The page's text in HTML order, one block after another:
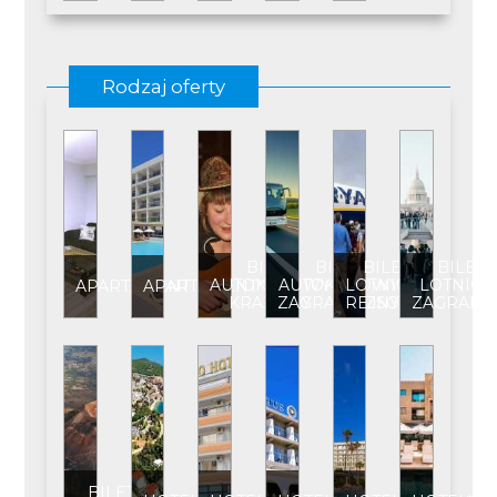
Rodzaj oferty
APARTAMENTAPARTAMENT****
BILET
AUTOKAROWY
KRAJOWY
BILET
AUTOKAROWY
ZAGRANICZNY
BILET
LOTNICZY
REJSOWY
BILET
BILET